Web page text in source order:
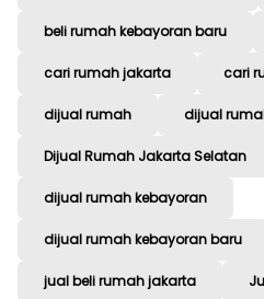
beli rumah kebayoran baru
cari rumah jakarta cari
dijual rumah dijual
Dijual Rumah Jakarta Selatan
dijual rumah kebayoran
dijual rumah kebayoran baru
jual beli rumah jakarta